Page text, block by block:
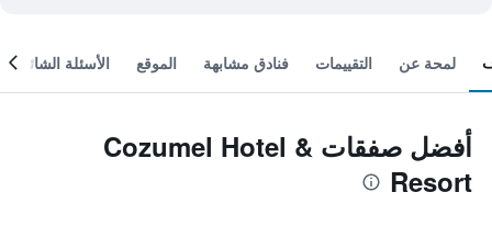
لمحة عن التقييمات فنادق مشابهة الموقع الأسئلة الشائعة
أفضل صفقات Cozumel Hotel &
Resort